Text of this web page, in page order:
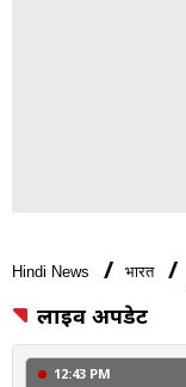
Hindi News भारत
लाइव अपडेट
12:43 PM